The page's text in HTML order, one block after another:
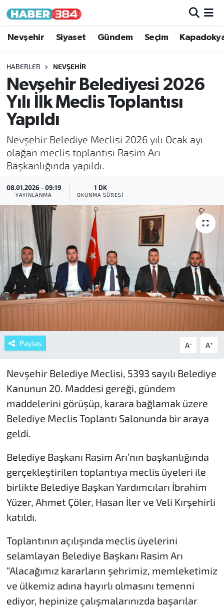
Nevşehir Siyaset Gündem Seçim
HABERLER NEVŞEHIR
Nevşehir Belediyesi 2026
Yılı İlk Meclis Toplantısı
Yapıldı
Nevşehir Belediye Meclisi 2026 yılı Ocak ayı
olağan meclis toplantısı Rasim Arı
Başkanlığında yapıldı.
08.01.2026 - 09:19
YAYINLANMA
1 DK
OKUNMA SÜRESI
Paylaş A- A+
Nevşehir Belediye Meclisi, 5393 sayılı Belediye
Kanunun 20. Maddesi gereği, gündem
maddelerini görüşüp, karara bağlamak üzere
Belediye Meclis Toplantı Salonunda bir araya
geldi.
Belediye Başkanı Rasim Arı’nın başkanlığında
gerçekleştirilen toplantıya meclis üyeleri ile
birlikte Belediye Başkan Yardımcıları İbrahim
Yüzer, Ahmet Çöler, Hasan İler ve Veli Kırşehirli
katıldı.
Toplantının açılışında meclis üyelerini
selamlayan Belediye Başkanı Rasim Arı
“Alacağımız kararların şehrimiz, memleketimiz
ve ülkemiz adına hayırlı olmasını temenni
ediyor, hepinize çalışmalarınızda başarılar
Nöbetçi Eczaneler
Hava Durumu
Trafik Durumu
Süper Lig Puan Durumu ve Fikstür
Tüm Manşetler
Son Dakika Haberleri
Haber Arşivi